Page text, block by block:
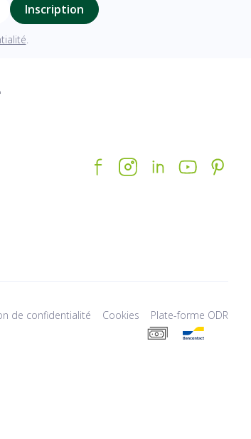
Inscription
.
de confidentialité Cookies Plate-forme ODR